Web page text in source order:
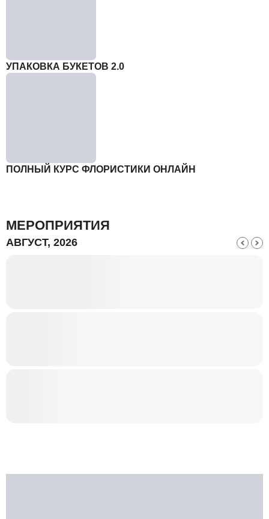
УПАКОВКА БУКЕТОВ 2.0
ПОЛНЫЙ КУРС ФЛОРИСТИКИ ОНЛАЙН
МЕРОПРИЯТИЯ
АВГУСТ, 2026